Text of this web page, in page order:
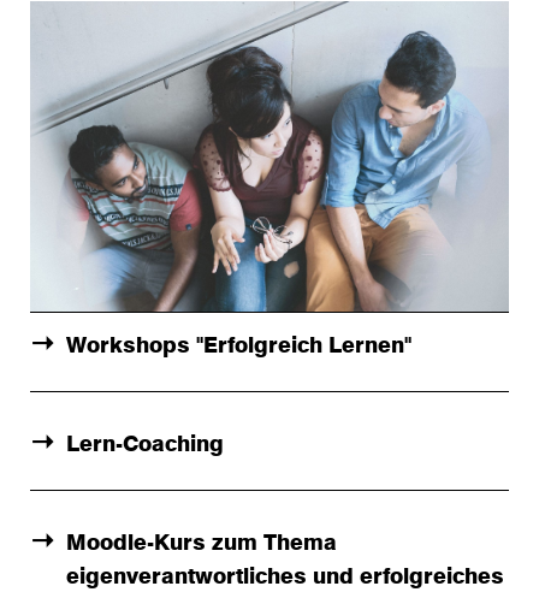
Workshops "Erfolgreich Lernen"
Lern-Coaching
Moodle-Kurs zum Thema
eigenverantwortliches und erfolgreiches